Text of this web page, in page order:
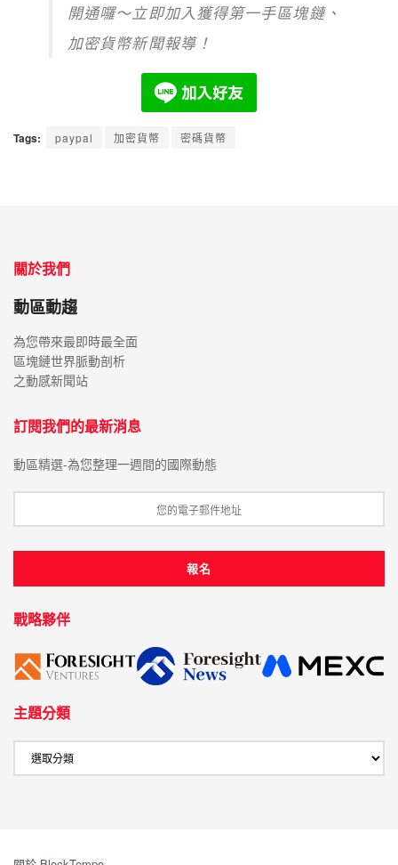
開通囉～立即加入獲得第一手區塊鏈、
加密貨幣新聞報導！
Tags: paypal 加密貨幣 密碼貨幣
關於我們
動區動趨
為您帶來最即時最全面
區塊鏈世界脈動剖析
之動感新聞站
訂閱我們的最新消息
動區精選-為您整理一週間的國際動態
戰略夥伴
主題分類